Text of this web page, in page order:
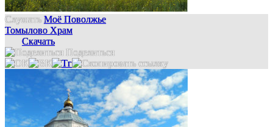
Слушать Моё Поволжье
Томылово Храм
Скачать
Поделиться